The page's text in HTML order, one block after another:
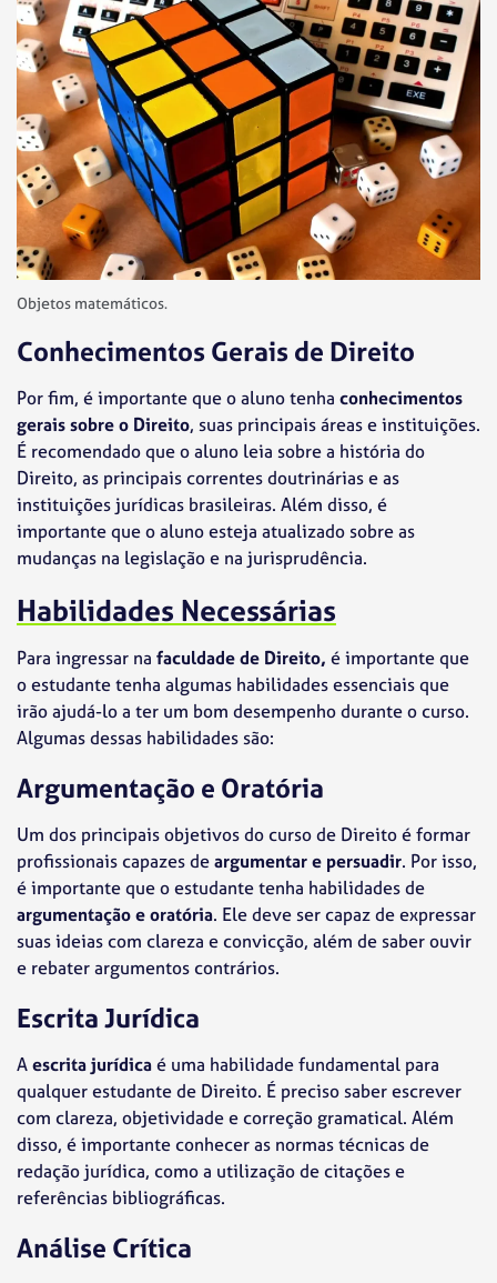
Objetos matemáticos.
Conhecimentos Gerais de Direito
Por fim, é importante que o aluno tenha conhecimentos
gerais sobre o Direito, suas principais áreas e instituições.
É recomendado que o aluno leia sobre a história do
Direito, as principais correntes doutrinárias e as
instituições jurídicas brasileiras. Além disso, é
importante que o aluno esteja atualizado sobre as
mudanças na legislação e na jurisprudência.
Habilidades Necessárias
Para ingressar na faculdade de Direito, é importante que
o estudante tenha algumas habilidades essenciais que
irão ajudá-lo a ter um bom desempenho durante o curso.
Algumas dessas habilidades são:
Argumentação e Oratória
Um dos principais objetivos do curso de Direito é formar
profissionais capazes deargumentar e persuadir. Por isso,
é importante que o estudante tenha habilidades de
argumentação e oratória. Ele deve ser capaz de expressar
suas ideias com clareza e convicção, além de saber ouvir
e rebater argumentos contrários.
Escrita Jurídica
Aescrita jurídicaé uma habilidade fundamental para
qualquer estudante de Direito. É preciso saber escrever
com clareza, objetividade e correção gramatical. Além
disso, é importante conhecer as normas técnicas de
redação jurídica, como a utilização de citações e
referências bibliográficas.
Análise Crítica